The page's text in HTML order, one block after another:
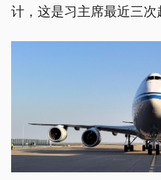
计，这是习主席最近三次